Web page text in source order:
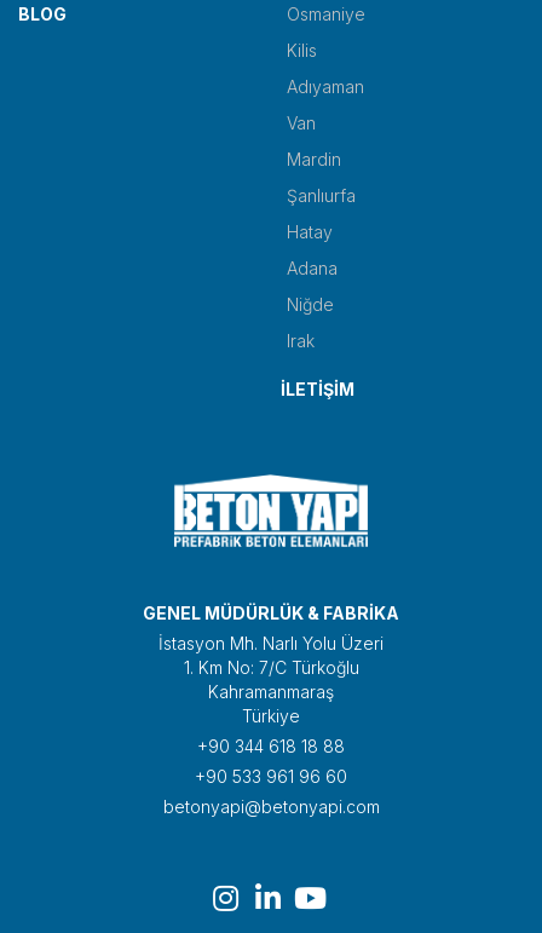
BLOG
Osmaniye
Kilis
Adıyaman
Van
Mardin
Şanlıurfa
Hatay
Adana
Niğde
Irak
İLETİŞİM
GENEL MÜDÜRLÜK & FABRİKA
İstasyon Mh. Narlı Yolu Üzeri
1. Km No: 7/C Türkoğlu
Kahramanmaraş
Türkiye
+90 344 618 18 88
+90 533 961 96 60
betonyapi@betonyapi.com